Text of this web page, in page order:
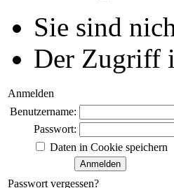
Sie sind
Der Zugriff
Anmelden
Benutzername:
Passwort:
Daten in Cookie speichern
Passwort vergessen?